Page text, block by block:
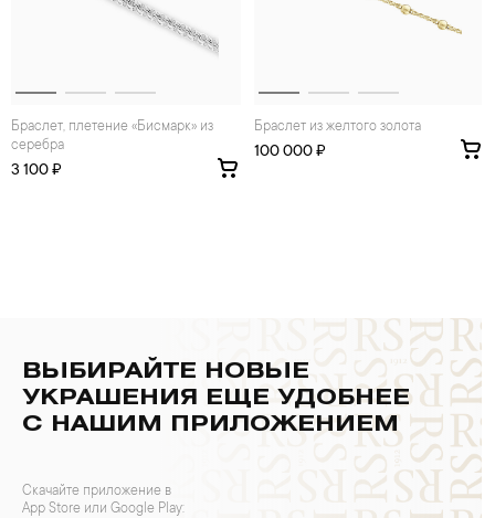
Браслет, плетение «Бисмарк» из
серебра
3 100 ₽
Браслет из желтого золота
100 000 ₽
ВЫБИРАЙТЕ НОВЫЕ
УКРАШЕНИЯ ЕЩЕ УДОБНЕЕ
С НАШИМ ПРИЛОЖЕНИЕМ
Скачайте приложение в
App Store или Google Play: